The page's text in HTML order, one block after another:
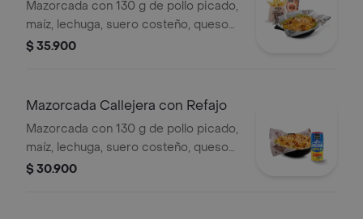
Mazorcada con 130 g de pollo picado,
maíz, lechuga, suero costeño, queso
costeño, salsa BBQ, salsa Corral,
$ 35.900
Mazorcada Callejera con Refajo
Mazorcada con 130 g de pollo picado,
maíz, lechuga, suero costeño, queso
costeño, salsa BBQ, salsa Corral,
$ 30.900